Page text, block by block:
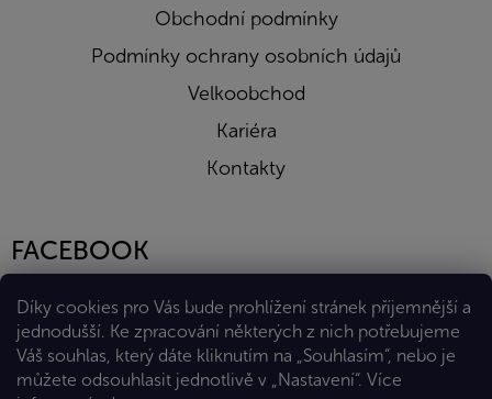
Díky cookies pro Vás bude prohlížení stránek příjemnější a
jednodušší. Ke zpracování některých z nich potřebujeme
Váš souhlas, který dáte kliknutím na „Souhlasím“, nebo je
můžete odsouhlasit jednotlivě v „Nastavení“. Více
Obchodní podmínky
Podmínky ochrany osobních údajů
Velkoobchod
Kariéra
Kontakty
FACEBOOK